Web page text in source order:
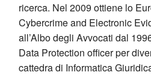
ricerca. Nel 2009 ottiene lo
Cybercrime and Electronic
all’Albo degli Avvocati dal
Data Protection officer per
cattedra di Informatica